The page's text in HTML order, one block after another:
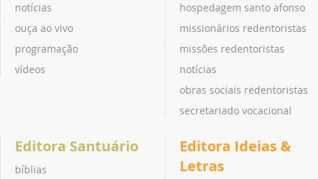
notícias
ouça ao vivo
programação
vídeos
hospedagem santo afonso
missionários redentoristas
missões redentoristas
notícias
obras sociais redentoristas
secretariado vocacional
Editora Santuário
bíblias
Editora Ideias &
Letras